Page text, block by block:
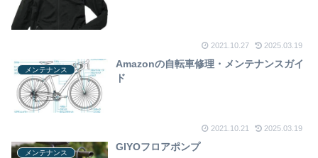
2021.10.27 2025.03.19
メンテナンス
Amazonの自転車修理・メンテナンスガイ
ド
2021.10.21 2025.03.19
メンテナンス
GIYOフロアポンプ